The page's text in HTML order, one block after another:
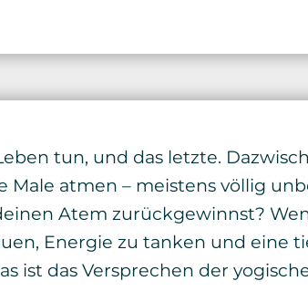
tun, und das letzte.
Male atmen – meistens völlig
Atem zurückgewinnst?
Energie zu tanken und eine
ist das Versprechen der